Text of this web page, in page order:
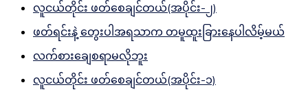
လူငယ်တိုင်း ဖတ်စေချင်တယ်(အပိုင်း-၂)
ဖတ်ရင်းနဲ့ တွေးပါအရသာက တမူထူးခြားနေပါလိမ့်မယ်
လက်စားချေစရာမလိုဘူး
လူငယ်တိုင်း ဖတ်စေချင်တယ်(အပိုင်း-၁)